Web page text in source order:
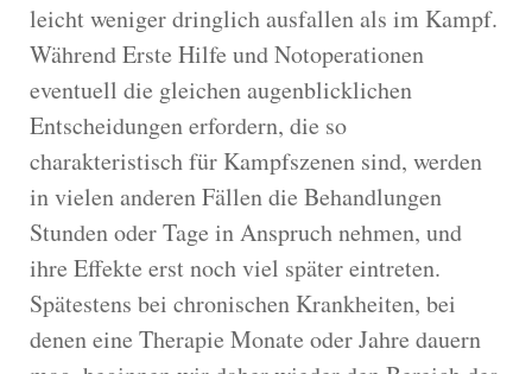
leicht weniger dringlich ausfallen als im Kampf.
Während Erste Hilfe und Notoperationen
eventuell die gleichen augenblicklichen
Entscheidungen erfordern, die so
charakteristisch für Kampfszenen sind, werden
in vielen anderen Fällen die Behandlungen
Stunden oder Tage in Anspruch nehmen, und
ihre Effekte erst noch viel später eintreten.
Spätestens bei chronischen Krankheiten, bei
denen eine Therapie Monate oder Jahre dauern